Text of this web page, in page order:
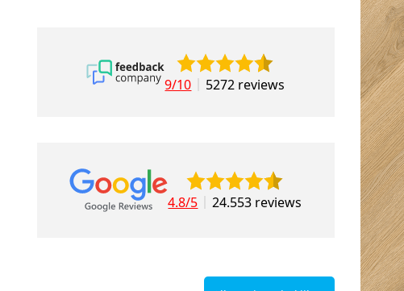
9/10 5272 reviews
4.8/5 24.553 reviews